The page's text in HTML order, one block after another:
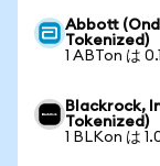
Abbott
Tokenized)
1 ABTon は
Blackrock,
Tokenized)
1 BLKon は